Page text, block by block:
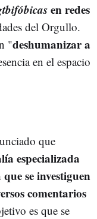
en redes
del Orgullo.
"deshumanizar a
en el espacio
que
especializada
se investiguen
comentarios
es que se